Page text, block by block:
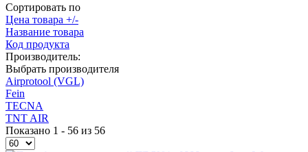
Сортировать по
Цена товара +/-
Название товара
Код продукта
Производитель:
Выбрать производителя
Airprotool (VGL)
Fein
TECNA
TNT AIR
Показано 1 - 56 из 56